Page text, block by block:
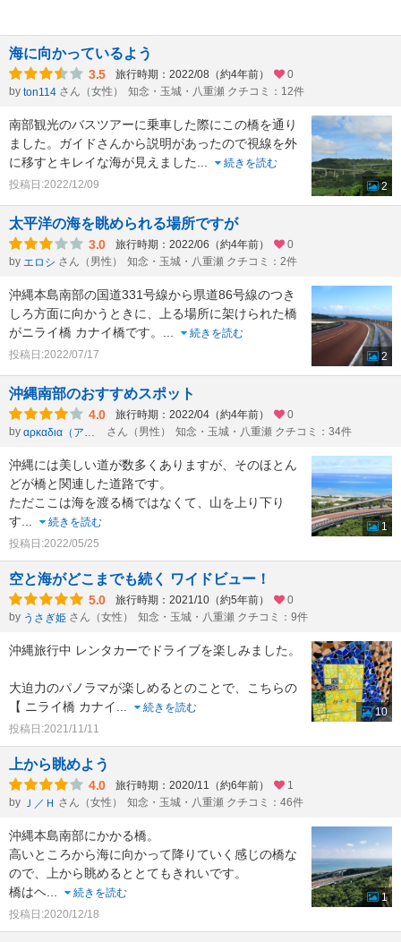
海に向かっているよう
3.5 旅行時期：2022/08（約4年前）
0
by ton114 さん（女性） 知念・玉城・八重瀬 クチコミ：12件
南部観光のバスツアーに乗車した際にこの橋を通り
ました。ガイドさんから説明があったので視線を外
に移すとキレイな海が見えました
続きを読む
投稿日:2022/12/09
2
太平洋の海を眺められる場所ですが
3.0 旅行時期：2022/06（約4年前）
0
by エロシ さん（男性） 知念・玉城・八重瀬 クチコミ：2件
沖縄本島南部の国道331号線から県道86号線のつき
しろ方面に向かうときに、上る場所に架けられた橋
がニライ橋 カナイ橋です。
続きを読む
投稿日:2022/07/17
2
沖縄南部のおすすめスポット
4.0 旅行時期：2022/04（約4年前）
0
by
αρκαδια（アルカディア） さん（男性） 知念・玉城・八重瀬 クチコミ：34件
沖縄には美しい道が数多くありますが、そのほとん
どが橋と関連した道路です。
ただここは海を渡る橋ではなくて、山を上り下り
す
続きを読む
投稿日:2022/05/25
1
空と海がどこまでも続く ワイドビュー！
5.0 旅行時期：2021/10（約5年前）
0
by うさぎ姫 さん（女性） 知念・玉城・八重瀬 クチコミ：9件
沖縄旅行中 レンタカーでドライブを楽しみました。
大迫力のパノラマが楽しめるとのことで、こちらの
【 ニライ橋 カナイ
続きを読む
投稿日:2021/11/11
10
上から眺めよう
4.0 旅行時期：2020/11（約6年前）
1
by Ｊ／Ｈ さん（女性） 知念・玉城・八重瀬 クチコミ：46件
沖縄本島南部にかかる橋。
高いところから海に向かって降りていく感じの橋な
ので、上から眺めるととてもきれいです。
橋はヘ
続きを読む
投稿日:2020/12/18
1